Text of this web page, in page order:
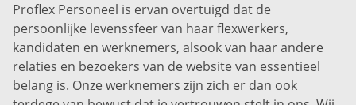
Info@proflexpersoneel.nl
Bel ons:+31 (0)85 0450040
Prins Willem-Alexanderlaan 301
7311 SW Apeldoorn
Disclaimer
Proflex Personeel is ervan overtuigd dat de
persoonlijke levenssfeer van haar flexwerkers,
kandidaten en werknemers, alsook van haar andere
relaties en bezoekers van de website van essentieel
belang is. Onze werknemers zijn zich er dan ook